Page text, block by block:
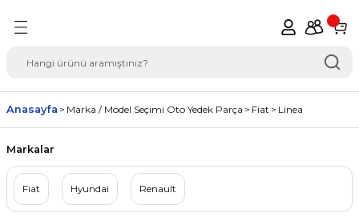
Seçimi Oto Yedek
Anasayfa Marka / Model Seçimi Oto Yedek Parça Fiat Linea
Markalar
Fiat Hyundai Renault